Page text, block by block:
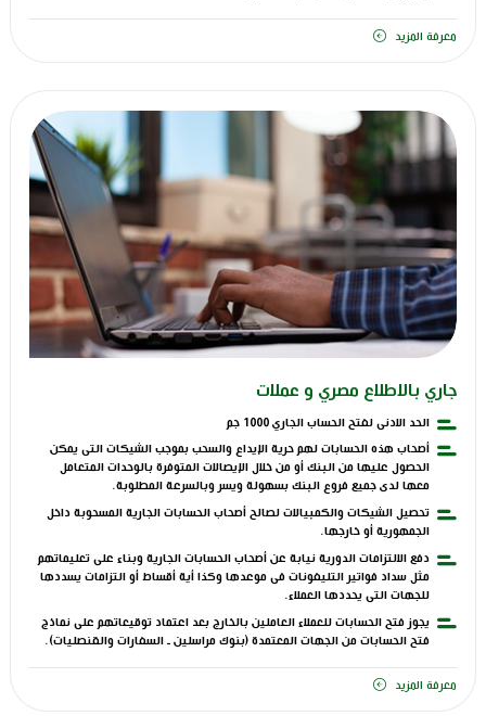
معرفة المزيد
جاري بالاطلاع مصري و عملات
الحد الادنى لفتح الحساب الجاري 1000 جم
أصحاب هذه الحسابات لهم حرية الإيداع والسحب بموجب الشيكات التى يمكن
الحصول عليها من البنك أو من خلال الإيصالات المتوفرة بالوحدات المتعامل
معها لدى جميع فروع البنك بسهولة ويسر وبالسرعة المطلوبة.
تحصيل الشيكات والكمبيالات لصالح أصحاب الحسابات الجارية المسحوبة داخل
الجمهورية أو خارجها.
دفع الالتزامات الدورية نيابة عن أصحاب الحسابات الجارية وبناء على تعليماتهم
مثل سداد فواتير التليفونات فى موعدها وكذا أية أقساط أو التزامات يسددها
للجهات التى يحددها العملاء.
يجوز فتح الحسابات للعملاء العاملين بالخارج بعد اعتماد توقيعاتهم على نماذج
فتح الحسابات من الجهات المعتمدة (بنوك مراسلين ـ السفارات والقنصليات).
معرفة المزيد